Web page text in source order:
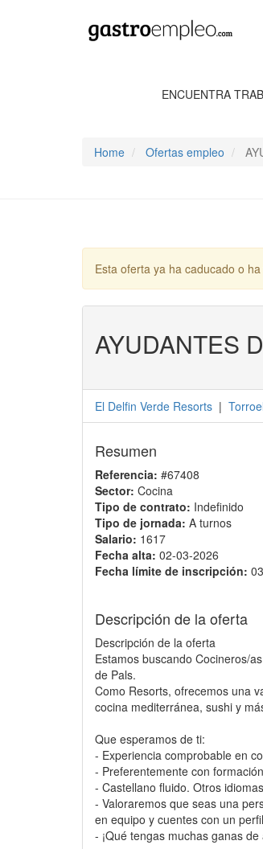
ENCUENTRA
Home Ofertas empleo
Esta oferta ya ha caducado o
AYUDANTES
El Delfin Verde Resorts |
Resumen
Referencia: #67408
Sector: Cocina
Tipo de contrato: Indefinido
Tipo de jornada: A turnos
Salario: 1617
Fecha alta: 02-03-2026
Fecha límite de inscripción:
Descripción de la oferta
Descripción de la oferta
Estamos buscando Cocineros/
de Pals.
Como Resorts, ofrecemos una
cocina mediterránea, sushi y
Que esperamos de ti:
- Experiencia comprobable en
- Preferentemente con
- Castellano fluido. Otros
- Valoraremos que seas una
en equipo y cuentes con un
- ¡Qué tengas muchas ganas